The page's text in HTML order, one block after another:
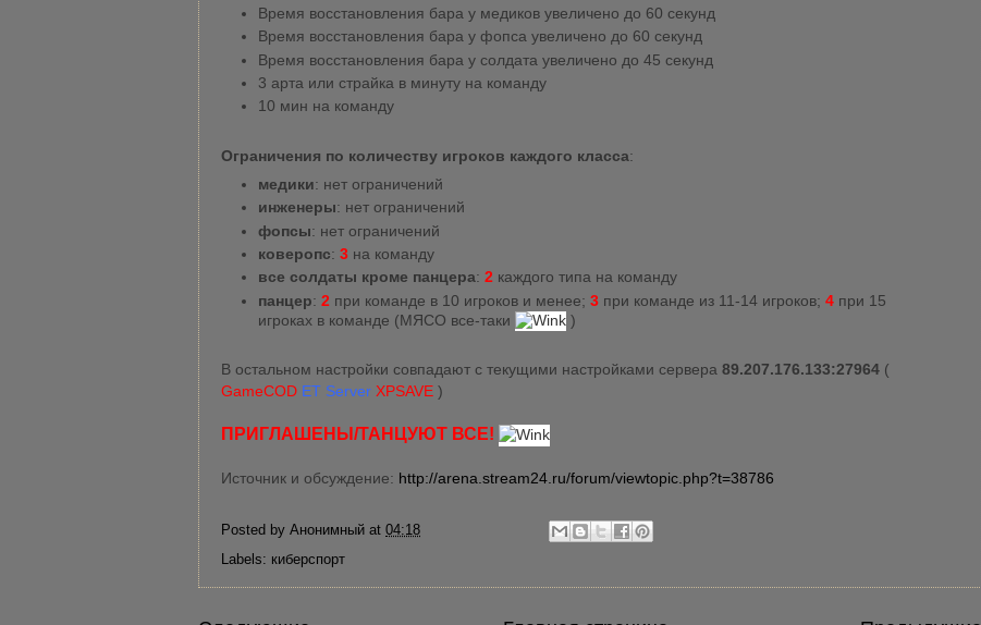
Время восстановления бара у медиков увеличено до 60 секунд
Время восстановления бара у фопса увеличено до 60 секунд
Время восстановления бара у солдата увеличено до 45 секунд
3 арта или страйка в минуту на команду
10 мин на команду
Ограничения по количеству игроков каждого класса:
медики: нет ограничений
инженеры: нет ограничений
фопсы: нет ограничений
коверопс: 3на команду
все солдаты кроме панцера: 2каждого типа на команду
панцер: 2 при команде в 10 игроков и менее; 3при команде из 11-14 игроков; 4при 15
игроках в команде (МЯСО все-таки
)
В остальном настройки совпадают с текущими настройками сервера 89.207.176.133:27964 (
GameCOD ET Server XPSAVE )
ПРИГЛАШЕНЫ/ТАНЦУЮТ ВСЕ!
Источник и обсуждение: http://arena.stream24.ru/forum/viewtopic.php?t=38786
Posted by Анонимный at 04:18
Labels: киберспорт